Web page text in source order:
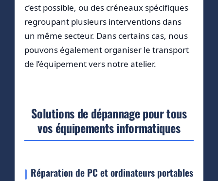
c’est possible, ou des créneaux spécifiques
regroupant plusieurs interventions dans
un même secteur. Dans certains cas, nous
pouvons également organiser le transport
de l’équipement vers notre atelier.
Solutions de dépannage pour tous
vos équipements informatiques
Réparation de PC et ordinateurs portables